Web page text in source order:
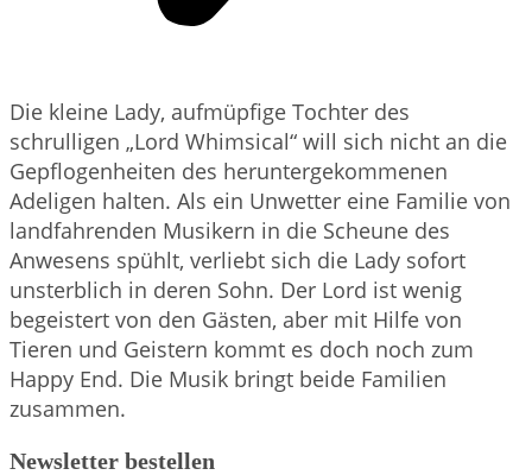
Die kleine Lady, aufmüpfige Tochter des
schrulligen „Lord Whimsical“ will sich nicht an die
Gepflogenheiten des heruntergekommenen
Adeligen halten. Als ein Unwetter eine Familie von
landfahrenden Musikern in die Scheune des
Anwesens spühlt, verliebt sich die Lady sofort
unsterblich in deren Sohn. Der Lord ist wenig
begeistert von den Gästen, aber mit Hilfe von
Tieren und Geistern kommt es doch noch zum
Happy End. Die Musik bringt beide Familien
zusammen.
Newsletter bestellen